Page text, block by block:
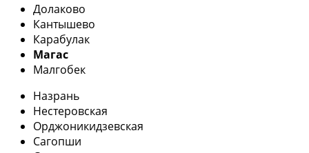
Долаково
Кантышево
Карабулак
Магас
Малгобек
Назрань
Нестеровская
Орджоникидзевская
Сагопши